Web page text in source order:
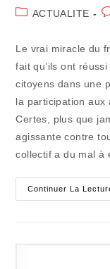
de
PostACTUALITE
Le vrai miracle du
fait qu’ils ont
citoyens dans une
la participation aux
Certes, plus que
agissante contre
collectif a du mal à
Continuer La